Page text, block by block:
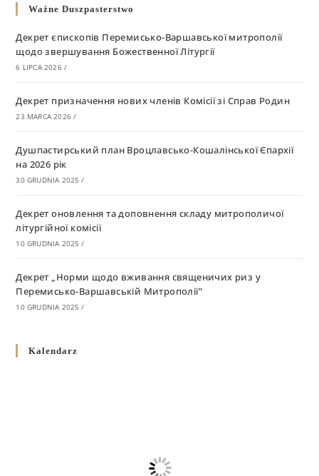
Ważne Duszpasterstwo
Декрет єпископів Перемисько-Варшавської митрополії
щодо звершування Божественної Літургії
6 LIPCA 2026 /
Декрет призначення нових членів Комісії зі Справ Родин
23 MARCA 2026 /
Душпастирський план Вроцлавсько-Кошалінської Єпархії
на 2026 рік
30 GRUDNIA 2025 /
Декрет оновлення та доповнення складу митрополичої
літургійної комісії
10 GRUDNIA 2025 /
Декрет „Норми щодо вживання священичих риз у
Перемисько-Варшавській Митрополії”
10 GRUDNIA 2025 /
григоріанським календарем
Kalendarz